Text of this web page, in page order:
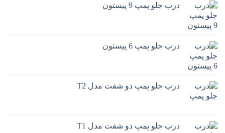
درب جلو پمپ 9 پیستون
درب جلو پمپ 6 پیستون
درب جلو پمپ دو شفت مدل T2
درب جلو پمپ دو شفت مدل T1